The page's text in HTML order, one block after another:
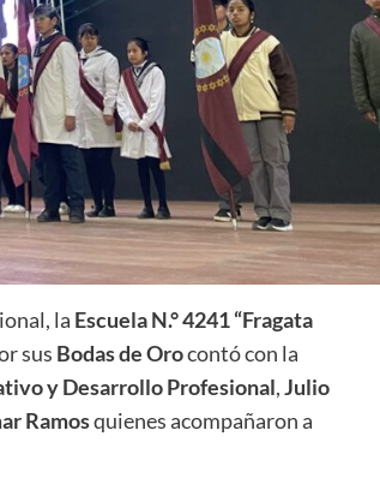
la Escuela N.° 4241 “Fragata
sus Bodas de Orocontó con la
y Desarrollo Profesional,Julio
Ramosquienes acompañaron a